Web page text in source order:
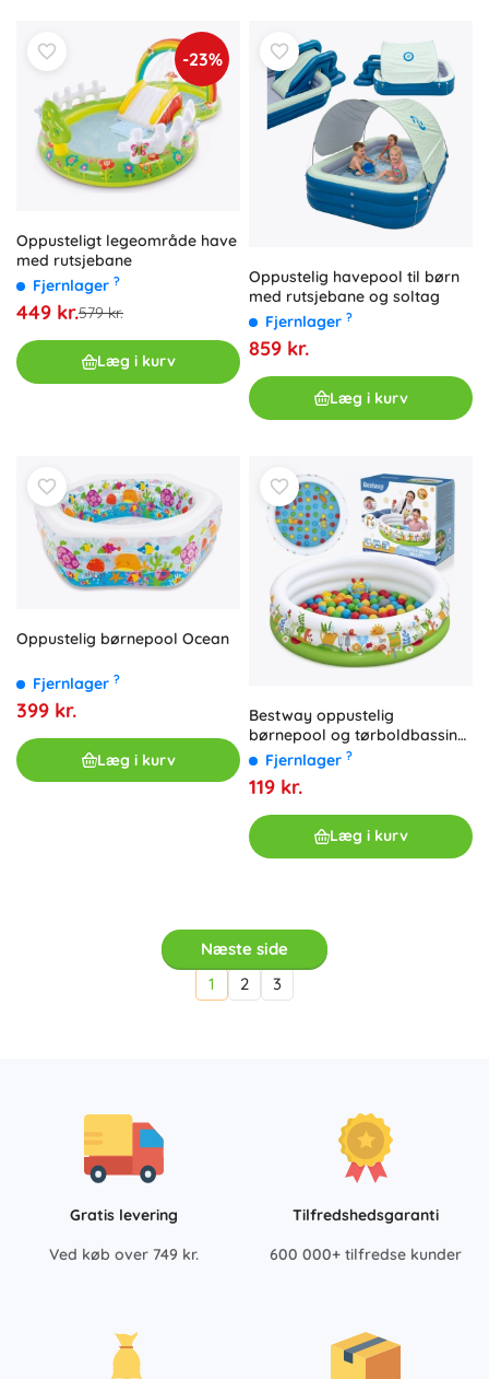
-23%
Oppusteligt legeområde have
med rutsjebane
Fjernlager ?
449 kr.579 kr.
Læg i kurv
Oppustelig havepool til børn
med rutsjebane og soltag
Fjernlager ?
859 kr.
Læg i kurv
Oppustelig børnepool Ocean
Fjernlager ?
399 kr.
Læg i kurv
Bestway oppustelig
børnepool og tørboldbassin
Sprouts & Spring 102 × 25 cm,
50 bolde og legetøj
Fjernlager ?
119 kr.
Læg i kurv
Næste side
1
2 3
Gratis levering
Ved køb over 749 kr.
Tilfredshedsgaranti
600 000+ tilfredse kunder